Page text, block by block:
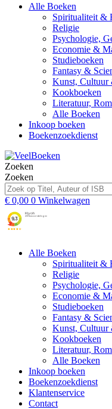
Alle Boeken
Spiritualiteit &
Religie
Psychologie,
Economie &
Studieboeken
Fantasy &
Kunst, Cultuur
Kookboeken
Literatuur,
Alle Boeken
Inkoop boeken
Boekenzoekdienst
Zoeken
Zoeken
€ 0,00 0 Winkelwagen
Alle Boeken
Spiritualiteit &
Religie
Psychologie,
Economie &
Studieboeken
Fantasy &
Kunst, Cultuur
Kookboeken
Literatuur,
Alle Boeken
Inkoop boeken
Boekenzoekdienst
Klantenservice
Contact